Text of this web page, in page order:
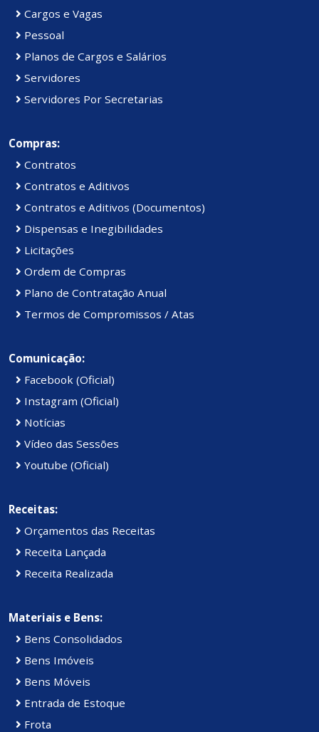
Cargos e Vagas
Pessoal
Planos de Cargos e Salários
Servidores
Servidores Por Secretarias
Compras:
Contratos
Contratos e Aditivos
Contratos e Aditivos (Documentos)
Dispensas e Inegibilidades
Licitações
Ordem de Compras
Plano de Contratação Anual
Termos de Compromissos / Atas
Comunicação:
Facebook (Oficial)
Instagram (Oficial)
Notícias
Vídeo das Sessões
Youtube (Oficial)
Receitas:
Orçamentos das Receitas
Receita Lançada
Receita Realizada
Materiais e Bens:
Bens Consolidados
Bens Imóveis
Bens Móveis
Entrada de Estoque
Frota